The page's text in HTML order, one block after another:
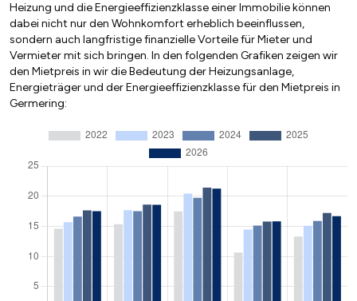
Heizung und die Energieeffizienzklasse einer Immobilie können
dabei nicht nur den Wohnkomfort erheblich beeinflussen,
sondern auch langfristige finanzielle Vorteile für Mieter und
Vermieter mit sich bringen. In den folgenden Grafiken zeigen wir
den Mietpreis in wir die Bedeutung der Heizungsanlage,
Energieträger und der Energieeffizienzklasse für den Mietpreis in
Germering: